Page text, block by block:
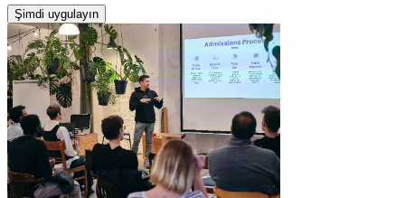
Şimdi uygulayın